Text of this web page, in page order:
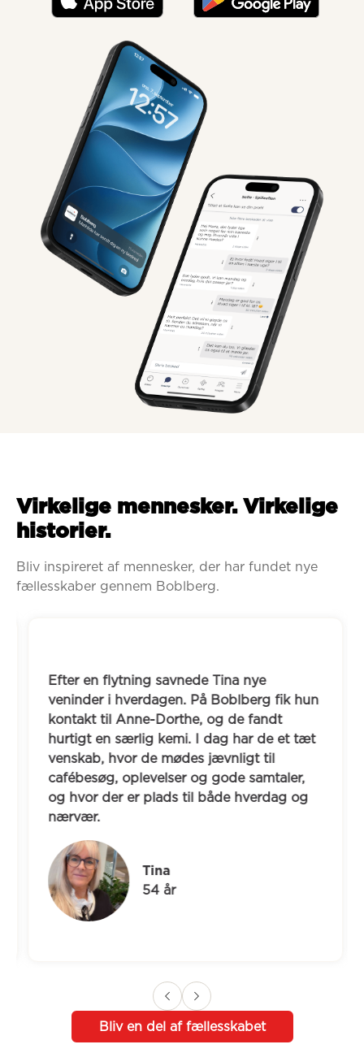
Virkelige mennesker. Virkelige
historier.
Bliv inspireret af mennesker, der har fundet nye
fællesskaber gennem Boblberg.
Efter en flytning savnede Tina nye
veninder i hverdagen. På Boblberg fik hun
kontakt til Anne-Dorthe, og de fandt
hurtigt en særlig kemi. I dag har de et tæt
venskab, hvor de mødes jævnligt til
cafébesøg, oplevelser og gode samtaler,
og hvor der er plads til både hverdag og
nærvær.
Tina
54 år
Bliv en del af fællesskabet